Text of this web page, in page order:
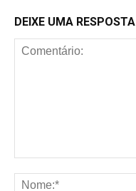
DEIXE UMA RESPOSTA